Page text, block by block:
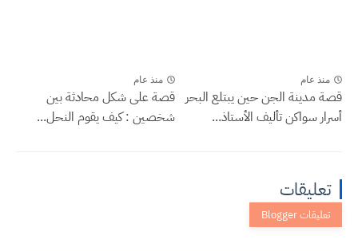
منذ عام
قصة مدينة الجن حين يبتلع البحر
أسرار سواكن تأليف الأستاذ...
منذ عام
قصة على شكل محادثة بين
شخصين : كيف يقوم النحل...
تعليقات